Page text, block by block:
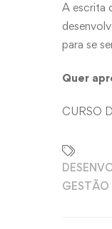
A escrita
para se
Quer
CURSO
GESTÃO